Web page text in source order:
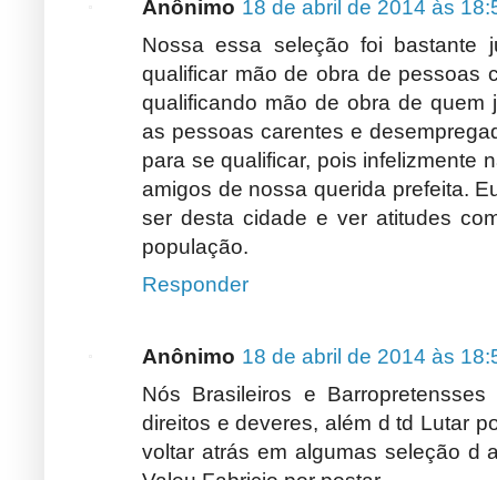
Anônimo 18 de abril de 2014 às
Nossa essa seleção foi bastante
qualificar mão de obra de pessoas
qualificando mão de obra de quem
as pessoas carentes e
para se qualificar, pois infelizmente
amigos de nossa querida prefeita.
ser desta cidade e ver atitudes
população.
Responder
Anônimo 18 de abril de 2014 às
Nós Brasileiros e
direitos e deveres, além d td Lutar
voltar atrás em algumas seleção d